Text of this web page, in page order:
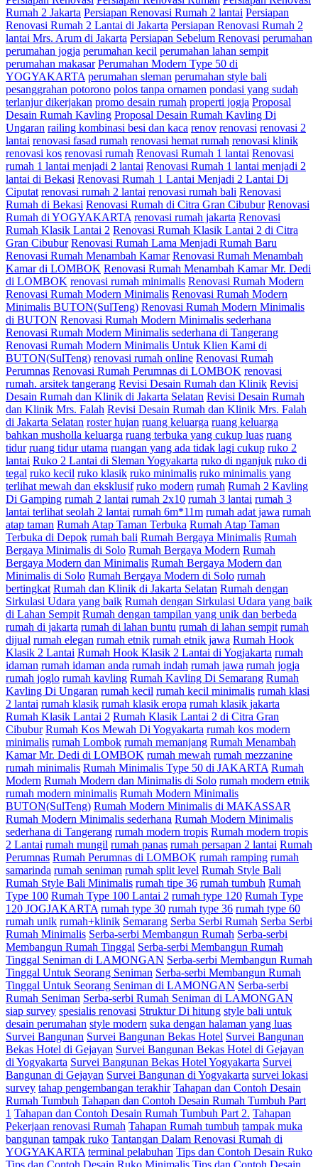
Rumah 2 Jakarta Persiapan Renovasi Rumah 2 lantai Persiapan
Renovasi Rumah 2 Lantai di Jakarta Persiapan Renovasi Rumah 2
lantai Mrs. Arum di Jakarta Persiapan Sebelum Renovasi perumahan
perumahan jogja perumahan kecil perumahan lahan sempit
perumahan makasar Perumahan Modern Type 50 di
YOGYAKARTA perumahan sleman perumahan style bali
pesanggrahan potorono polos tanpa ornamen pondasi yang sudah
terlanjur dikerjakan promo desain rumah properti jogja Proposal
Desain Rumah Kavling Proposal Desain Rumah Kavling Di
Ungaran railing kombinasi besi dan kaca renov renovasi renovasi 2
lantai renovasi fasad rumah renovasi hemat rumah renovasi klinik
renovasi kos renovasi rumah Renovasi Rumah 1 lantai Renovasi
rumah 1 lantai menjadi 2 lantai Renovasi Rumah 1 lantai menjadi 2
lantai di Bekasi Renovasi Rumah 1 Lantai Menjadi 2 Lantai Di
Ciputat renovasi rumah 2 lantai renovasi rumah bali Renovasi
Rumah di Bekasi Renovasi Rumah di Citra Gran Cibubur Renovasi
Rumah di YOGYAKARTA renovasi rumah jakarta Renovasi
Rumah Klasik Lantai 2 Renovasi Rumah Klasik Lantai 2 di Citra
Gran Cibubur Renovasi Rumah Lama Menjadi Rumah Baru
Renovasi Rumah Menambah Kamar Renovasi Rumah Menambah
Kamar di LOMBOK Renovasi Rumah Menambah Kamar Mr. Dedi
di LOMBOK renovasi rumah minimalis Renovasi Rumah Modern
Renovasi Rumah Modern Minimalis Renovasi Rumah Modern
Minimalis BUTON(SulTeng) Renovasi Rumah Modern Minimalis
di BUTON Renovasi Rumah Modern Minimalis sederhana
Renovasi Rumah Modern Minimalis sederhana di Tangerang
Renovasi Rumah Modern Minimalis Untuk Klien Kami di
BUTON(SulTeng) renovasi rumah online Renovasi Rumah
Perumnas Renovasi Rumah Perumnas di LOMBOK renovasi
rumah. arsitek tangerang Revisi Desain Rumah dan Klinik Revisi
Desain Rumah dan Klinik di Jakarta Selatan Revisi Desain Rumah
dan Klinik Mrs. Falah Revisi Desain Rumah dan Klinik Mrs. Falah
di Jakarta Selatan roster hujan ruang keluarga ruang keluarga
bahkan musholla keluarga ruang terbuka yang cukup luas ruang
tidur ruang tidur utama ruangan yang ada tidak lagi cukup ruko 2
lantai Ruko 2 Lantai di Sleman Yogyakarta ruko di nganjuk ruko di
tegal ruko kecil ruko klasik ruko minimalis ruko minimalis yang
terlihat mewah dan eksklusif ruko modern rumah Rumah 2 Kavling
Di Gamping rumah 2 lantai rumah 2x10 rumah 3 lantai rumah 3
lantai terlihat seolah 2 lantai rumah 6m*11m rumah adat jawa rumah
atap taman Rumah Atap Taman Terbuka Rumah Atap Taman
Terbuka di Depok rumah bali Rumah Bergaya Minimalis Rumah
Bergaya Minimalis di Solo Rumah Bergaya Modern Rumah
Bergaya Modern dan Minimalis Rumah Bergaya Modern dan
Minimalis di Solo Rumah Bergaya Modern di Solo rumah
bertingkat Rumah dan Klinik di Jakarta Selatan Rumah dengan
Sirkulasi Udara yang baik Rumah dengan Sirkulasi Udara yang baik
di Lahan Sempit Rumah dengan tampilan yang unik dan berbeda
rumah di jakarta rumah di lahan buntu rumah di lahan sempit rumah
dijual rumah elegan rumah etnik rumah etnik jawa Rumah Hook
Klasik 2 Lantai Rumah Hook Klasik 2 Lantai di Yogjakarta rumah
idaman rumah idaman anda rumah indah rumah jawa rumah jogja
rumah joglo rumah kavling Rumah Kavling Di Semarang Rumah
Kavling Di Ungaran rumah kecil rumah kecil minimalis rumah klasi
2 lantai rumah klasik rumah klasik eropa rumah klasik jakarta
Rumah Klasik Lantai 2 Rumah Klasik Lantai 2 di Citra Gran
Cibubur Rumah Kos Mewah Di Yogyakarta rumah kos modern
minimalis rumah Lombok rumah memanjang Rumah Menambah
Kamar Mr. Dedi di LOMBOK rumah mewah rumah mezzanine
rumah minimalis Rumah Minimalis Type 50 di JAKARTA Rumah
Modern Rumah Modern dan Minimalis di Solo rumah modern etnik
rumah modern minimalis Rumah Modern Minimalis
BUTON(SulTeng) Rumah Modern Minimalis di MAKASSAR
Rumah Modern Minimalis sederhana Rumah Modern Minimalis
sederhana di Tangerang rumah modern tropis Rumah modern tropis
2 Lantai rumah mungil rumah panas rumah persapan 2 lantai Rumah
Perumnas Rumah Perumnas di LOMBOK rumah ramping rumah
samarinda rumah seniman rumah split level Rumah Style Bali
Rumah Style Bali Minimalis rumah tipe 36 rumah tumbuh Rumah
Type 100 Rumah Type 100 Lantai 2 rumah type 120 Rumah Type
120 JOGJAKARTA rumah type 30 rumah type 36 rumah type 60
rumah unik rumah+klinik Semarang Serba Serbi Rumah Serba Serbi
Rumah Minimalis Serba-serbi Membangun Rumah Serba-serbi
Membangun Rumah Tinggal Serba-serbi Membangun Rumah
Tinggal Seniman di LAMONGAN Serba-serbi Membangun Rumah
Tinggal Untuk Seorang Seniman Serba-serbi Membangun Rumah
Tinggal Untuk Seorang Seniman di LAMONGAN Serba-serbi
Rumah Seniman Serba-serbi Rumah Seniman di LAMONGAN
siap survey spesialis renovasi Struktur Di hitung style bali untuk
desain perumahan style modern suka dengan halaman yang luas
Survei Bangunan Survei Bangunan Bekas Hotel Survei Bangunan
Bekas Hotel di Gejayan Survei Bangunan Bekas Hotel di Gejayan
di Yogyakarta Survei Bangunan Bekas Hotel Yogyakarta Survei
Bangunan di Gejayan Survei Bangunan di Yogyakarta survei lokasi
survey tahap pengembangan terakhir Tahapan dan Contoh Desain
Rumah Tumbuh Tahapan dan Contoh Desain Rumah Tumbuh Part
1 Tahapan dan Contoh Desain Rumah Tumbuh Part 2. Tahapan
Pekerjaan renovasi Rumah Tahapan Rumah tumbuh tampak muka
bangunan tampak ruko Tantangan Dalam Renovasi Rumah di
YOGYAKARTA terminal pelabuhan Tips dan Contoh Desain Ruko
Tips dan Contoh Desain Ruko Minimalis Tips dan Contoh Desain